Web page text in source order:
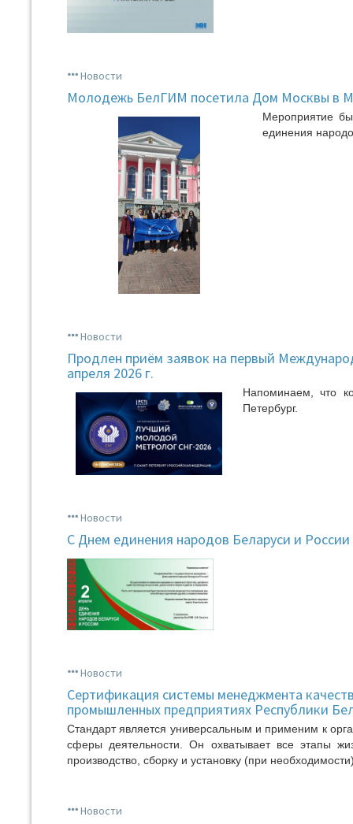
Новости
Молодежь БелГИМ посетила Дом Москвы в
Мероприятие
единения
Новости
Продлен приём заявок на первый
апреля 2026 г.
Напоминаем, что
Петербург.
Новости
C Днем единения народов Беларуси и России
Новости
Сертификация системы менеджмента
промышленных предприятиях Республики
Стандарт является универсальным и применим к
сферы деятельности. Он охватывает все этапы
производство, сборку и установку (при
Новости